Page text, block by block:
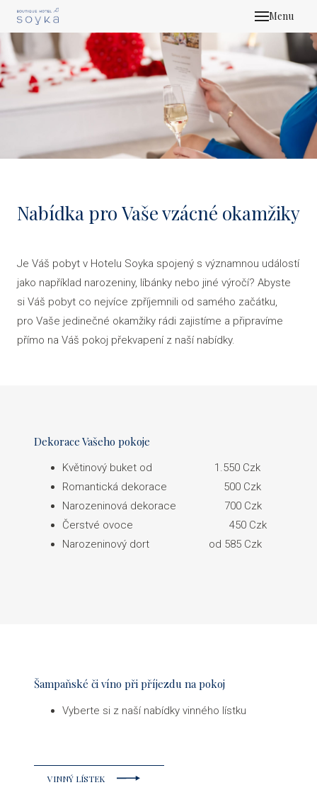
Menu
O
E-
Nabídka pro Vaše vzácné okamžiky
Je Váš pobyt v Hotelu Soyka spojený s významnou událostí
jako například narozeniny, líbánky nebo jiné výročí? Abyste
si Váš pobyt co nejvíce zpříjemnili od samého začátku,
pro Vaše jedinečné okamžiky rádi zajistíme a připravíme
přímo na Váš pokoj překvapení z naší nabídky.
Dekorace Vašeho pokoje
Květinový buket od 1.550 Czk
Romantická dekorace 500 Czk
Narozeninová dekorace 700 Czk
Čerstvé ovoce 450 Czk
Narozeninový dort od 585 Czk
Šampaňské či víno při příjezdu na pokoj
Vyberte si z naší nabídky vinného lístku
VINNÝ LÍSTEK